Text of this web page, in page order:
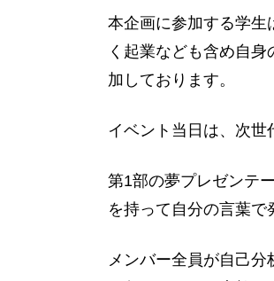
本企画に参加する学生
く起業なども含め自
加しております。
イベント当日は、次世
第1部の夢プレゼンテ
を持って自分の言葉で
メンバー全員が自己